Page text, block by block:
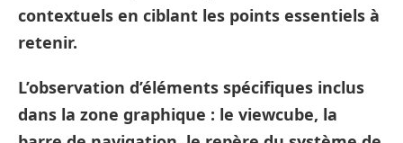
contextuels en ciblant les points essentiels à
retenir.
L’observation d’éléments spécifiques inclus
dans la zone graphique : le viewcube, la